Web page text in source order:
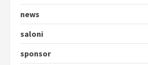
news
saloni
sponsor